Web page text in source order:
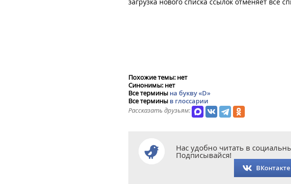
Похожие темы: нет
Синонимы: нет
Все термины на букву «D»
Все термины в глоссарии
Рассказать друзьям:
Нас удобно читать в
Подписывайся!
ВКонтакте